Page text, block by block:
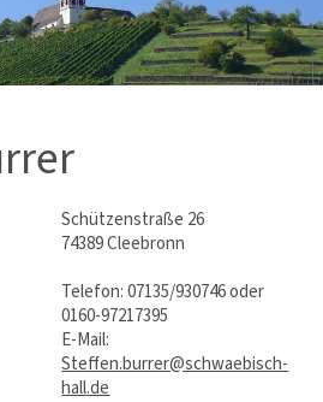
Schützenstraße 26
74389 Cleebronn
Telefon: 07135/930746 oder
0160-97217395
E-Mail:
Steffen.burrer@schwaebisch-
hall.de